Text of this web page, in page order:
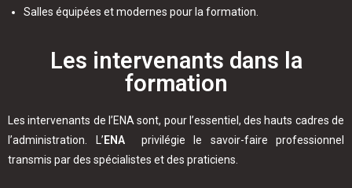
Salles équipées et modernes pour la formation.
Les intervenants dans la
formation
Les intervenants de l’ENA sont, pour l’essentiel, des hauts cadres de
l’administration. L’ENA privilégie le savoir-faire professionnel
transmis par des spécialistes et des praticiens.